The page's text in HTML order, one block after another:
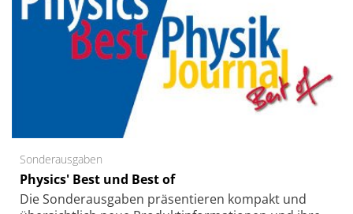
Sonderausgaben
Physics' Best und Best of
Die Sonder­ausgaben präsentieren kompakt und